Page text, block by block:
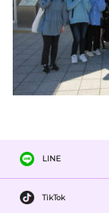
LINE
TikTok